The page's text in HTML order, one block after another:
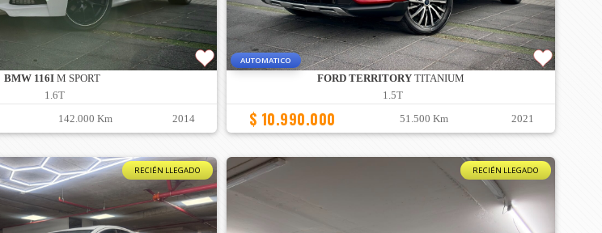
BMW 116I M SPORT
1.6T
142.000 Km 2014
AUTOMATICO
FORD TERRITORYTITANIUM
1.5T
$ 10.990.000 51.500 Km 2021
RECIÉN LLEGADO RECIÉN LLEGADO